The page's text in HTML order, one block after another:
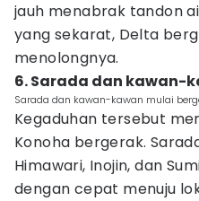
jauh menabrak tandon
yang sekarat, Delta
menolongnya.
6. Sarada dan kawan-
Sarada dan kawan-kawan mulai
Kegaduhan tersebut
Konoha bergerak.
Himawari, Inojin, dan
dengan cepat menuju